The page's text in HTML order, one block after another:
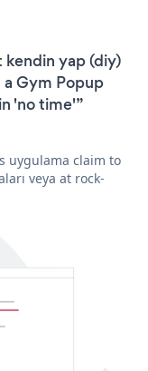
kendin yap (diy)
Gym Popup
'no time'”
uygulama claim to
veya at rock-